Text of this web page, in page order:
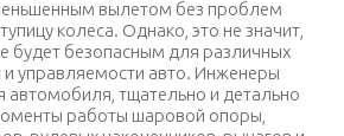
вылетом без проблем
колеса. Однако, это не значит,
будет безопасным для различных
и управляемости авто. Инженеры
автомобиля, тщательно и детально
работы шаровой опоры,